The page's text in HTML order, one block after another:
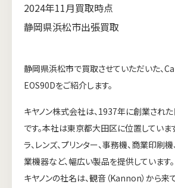
2024年11月買取時点
静岡県浜松市出張買取
静岡県浜松市で買取させていただいた、
EOS90Dをご紹介します。
キヤノン株式会社は、1937年に創業され
です。本社は東京都大田区に位置しています
ラ、レンズ、プリンター、事務機、商業印刷
業機器など、幅広い製品を提供しています。
キヤノンの社名は、観音（Kannon）から来